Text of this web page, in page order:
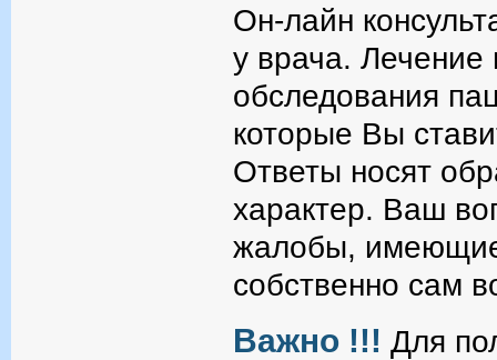
Он-лайн
у врача. Лечение
обследования
которые Вы
Ответы носят
характер. Ваш
жалобы,
собственно сам
Важно !!! Для